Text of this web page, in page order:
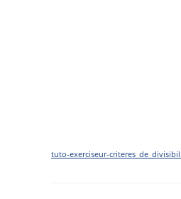
tuto-exerciseur-